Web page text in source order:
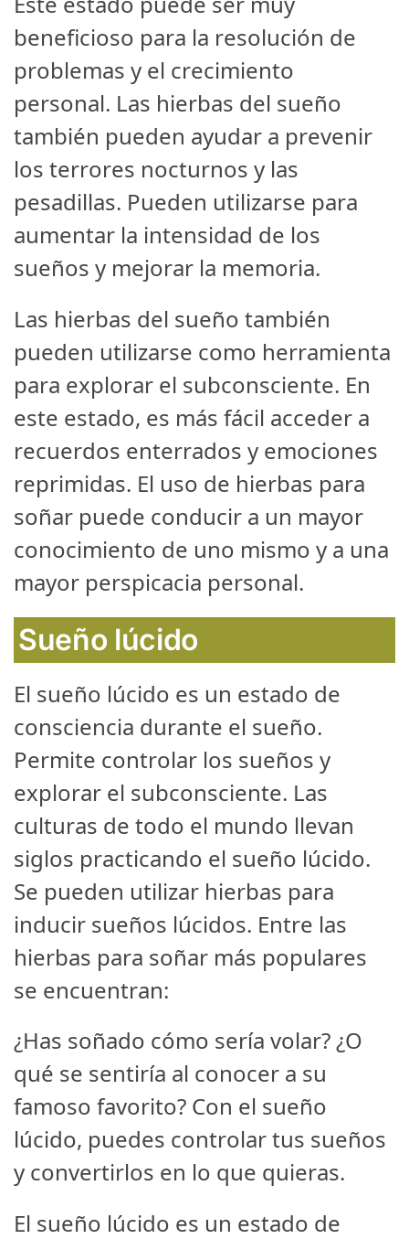
beneficioso para la resolución de
problemas y el crecimiento
personal. Las hierbas del sueño
también pueden ayudar a prevenir
los terrores nocturnos y las
pesadillas. Pueden utilizarse para
aumentar la intensidad de los
sueños y mejorar la memoria.
Las hierbas del sueño también
pueden utilizarse como herramienta
para explorar el subconsciente. En
este estado, es más fácil acceder a
recuerdos enterrados y emociones
reprimidas. El uso de hierbas para
soñar puede conducir a un mayor
conocimiento de uno mismo y a una
mayor perspicacia personal.
Sueño lúcido
El sueño lúcido es un estado de
consciencia durante el sueño.
Permite controlar los sueños y
explorar el subconsciente. Las
culturas de todo el mundo llevan
siglos practicando el sueño lúcido.
Se pueden utilizar hierbas para
inducir sueños lúcidos. Entre las
hierbas para soñar más populares
se encuentran:
¿Has soñado cómo sería volar? ¿O
qué se sentiría al conocer a su
famoso favorito? Con el sueño
lúcido, puedes controlar tus sueños
y convertirlos en lo que quieras.
El sueño lúcido es un estado de